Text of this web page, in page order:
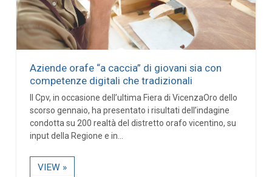
Aziende orafe “a caccia” di giovani sia con
competenze digitali che tradizionali
Il Cpv, in occasione dell’ultima Fiera di VicenzaOro dello
scorso gennaio, ha presentato i risultati dell’indagine
condotta su 200 realtà del distretto orafo vicentino, su
input della Regione e in...
VIEW »